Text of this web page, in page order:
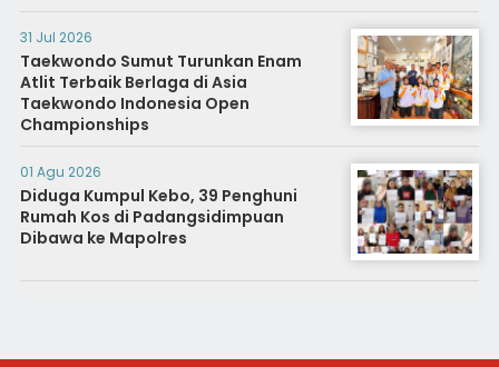
31 Jul 2026
Taekwondo Sumut Turunkan Enam
Atlit Terbaik Berlaga di Asia
Taekwondo Indonesia Open
Championships
01 Agu 2026
Diduga Kumpul Kebo, 39 Penghuni
Rumah Kos di Padangsidimpuan
Dibawa ke Mapolres